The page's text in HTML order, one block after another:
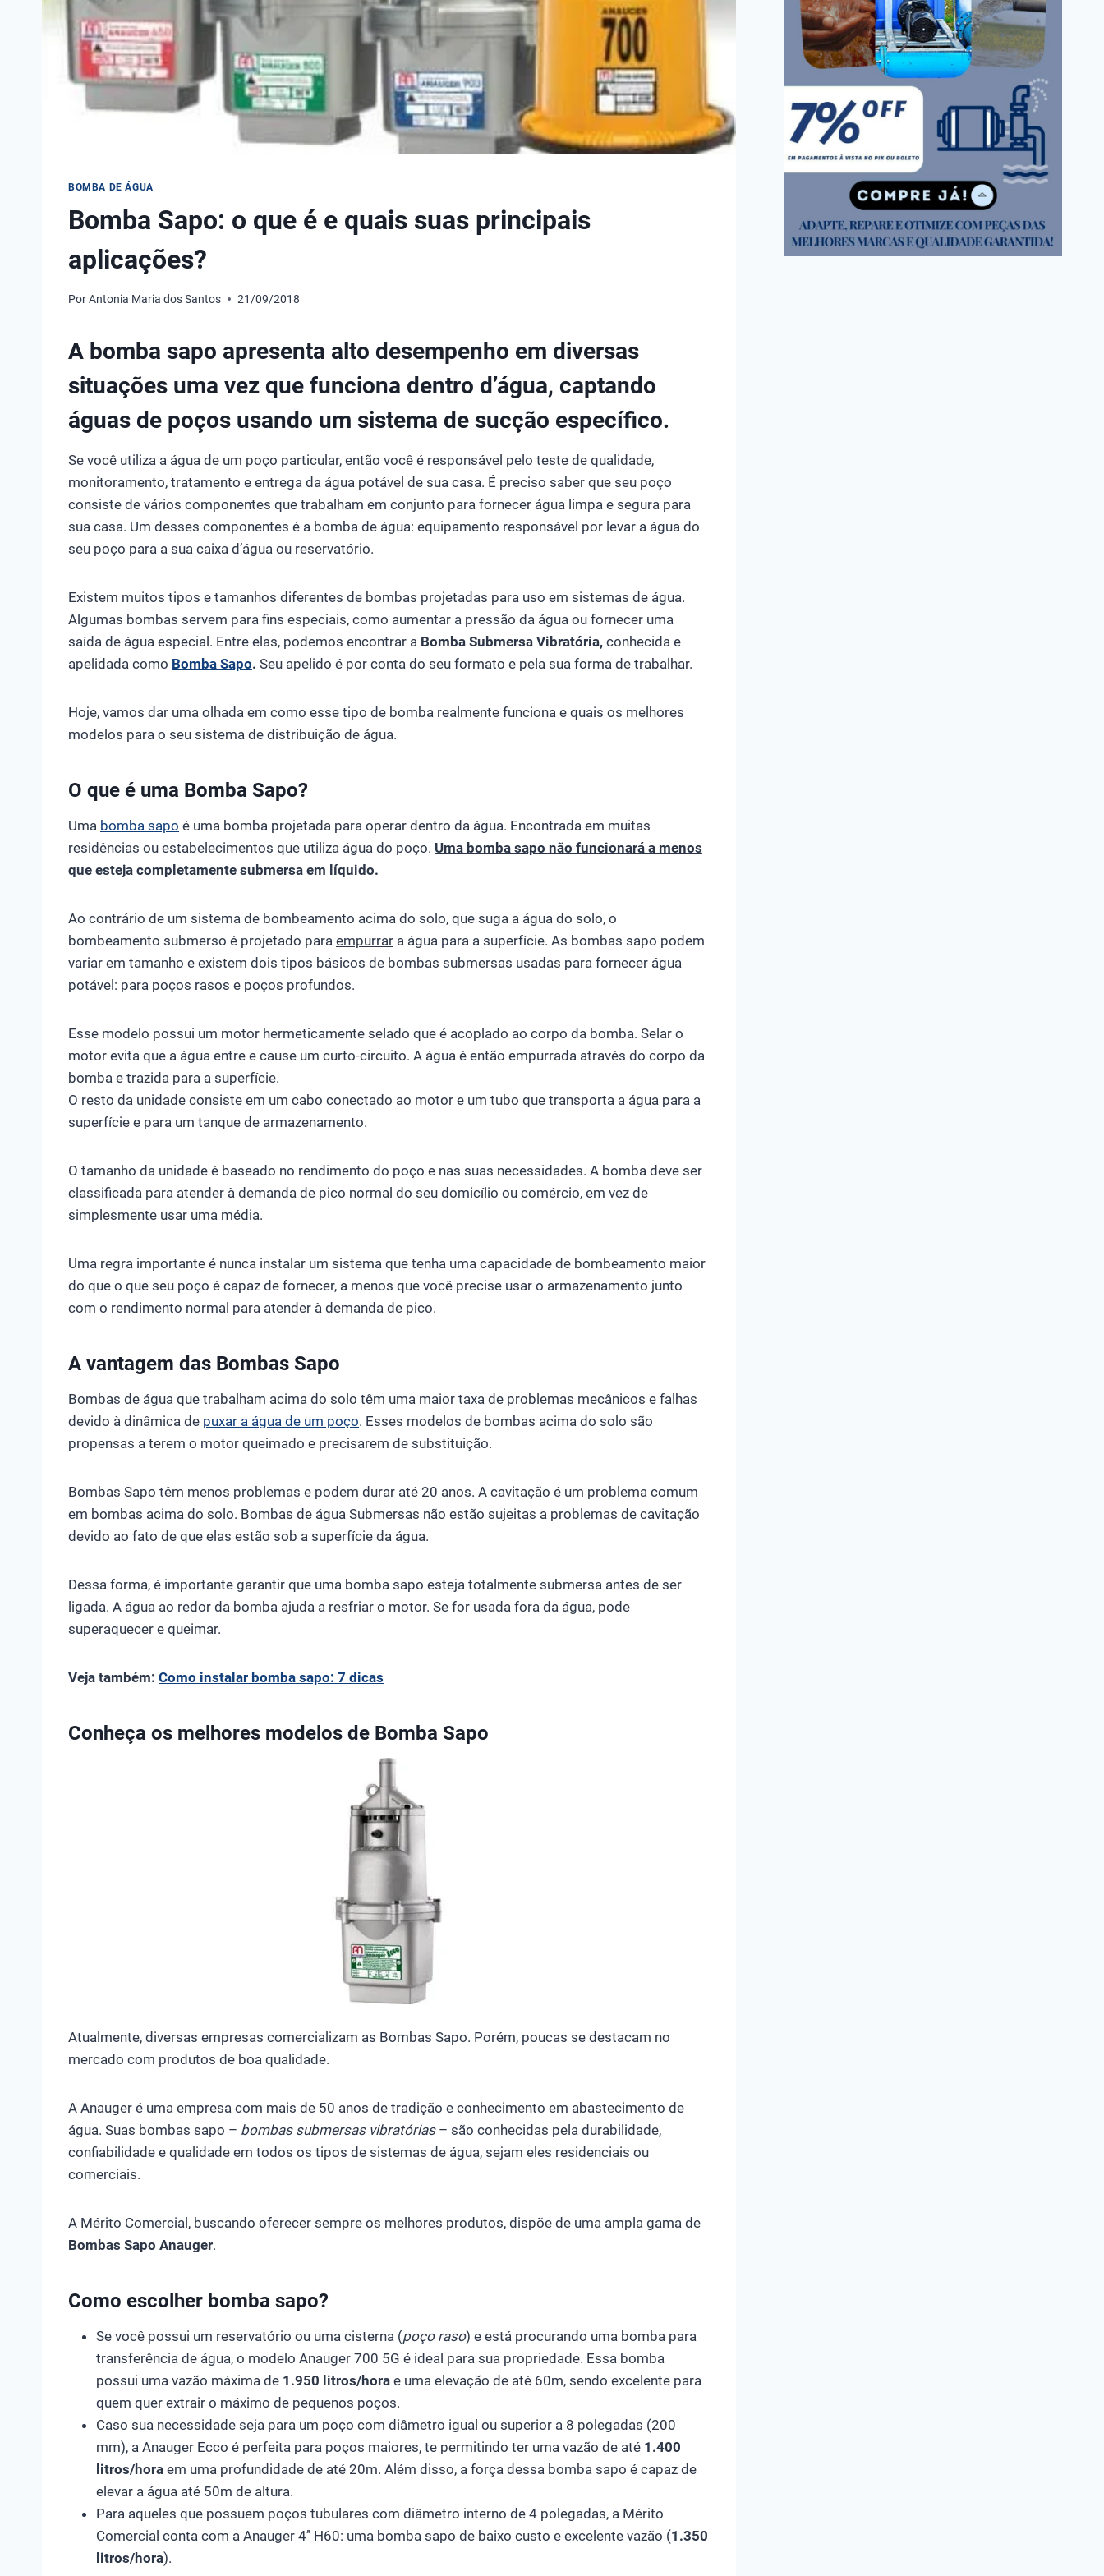
BOMBA DE ÁGUA
Bomba Sapo: o que é e quais suas principais
aplicações?
PorAntonia Maria dos Santos 21/09/2018
A bomba sapo apresenta alto desempenho em diversas
situações uma vez que funciona dentro d’água, captando
águas de poços usando um sistema de sucção específico.
Se você utiliza a água de um poço particular, então você é responsável pelo teste de qualidade,
monitoramento, tratamento e entrega da água potável de sua casa. É preciso saber que seu poço
consiste de vários componentes que trabalham em conjunto para fornecer água limpa e segura para
sua casa. Um desses componentes é a bomba de água: equipamento responsável por levar a água do
seu poço para a sua caixa d’água ou reservatório.
Existem muitos tipos e tamanhos diferentes de bombas projetadas para uso em sistemas de água.
Algumas bombas servem para fins especiais, como aumentar a pressão da água ou fornecer uma
saída de água especial. Entre elas, podemos encontrar a Bomba Submersa Vibratória, conhecida e
apelidada como Bomba Sapo. Seu apelido é por conta do seu formato e pela sua forma de trabalhar.
Hoje, vamos dar uma olhada em como esse tipo de bomba realmente funciona e quais os melhores
modelos para o seu sistema de distribuição de água.
O que é uma Bomba Sapo?
Uma bomba sapo é uma bomba projetada para operar dentro da água. Encontrada em muitas
residências ou estabelecimentos que utiliza água do poço. Uma bomba sapo não funcionará a menos
que esteja completamente submersa em líquido.
Ao contrário de um sistema de bombeamento acima do solo, que suga a água do solo, o
bombeamento submerso é projetado para empurrar a água para a superfície. As bombas sapo podem
variar em tamanho e existem dois tipos básicos de bombas submersas usadas para fornecer água
potável: para poços rasos e poços profundos.
Esse modelo possui um motor hermeticamente selado que é acoplado ao corpo da bomba. Selar o
motor evita que a água entre e cause um curto-circuito. A água é então empurrada através do corpo da
bomba e trazida para a superfície.
O resto da unidade consiste em um cabo conectado ao motor e um tubo que transporta a água para a
superfície e para um tanque de armazenamento.
O tamanho da unidade é baseado no rendimento do poço e nas suas necessidades. A bomba deve ser
classificada para atender à demanda de pico normal do seu domicílio ou comércio, em vez de
simplesmente usar uma média.
Uma regra importante é nunca instalar um sistema que tenha uma capacidade de bombeamento maior
do que o que seu poço é capaz de fornecer, a menos que você precise usar o armazenamento junto
com o rendimento normal para atender à demanda de pico.
A vantagem das Bombas Sapo
Bombas de água que trabalham acima do solo têm uma maior taxa de problemas mecânicos e falhas
devido à dinâmica de puxar a água de um poço. Esses modelos de bombas acima do solo são
propensas a terem o motor queimado e precisarem de substituição.
Bombas Sapo têm menos problemas e podem durar até 20 anos. A cavitação é um problema comum
em bombas acima do solo. Bombas de água Submersas não estão sujeitas a problemas de cavitação
devido ao fato de que elas estão sob a superfície da água.
Dessa forma, é importante garantir que uma bomba sapo esteja totalmente submersa antes de ser
ligada. A água ao redor da bomba ajuda a resfriar o motor. Se for usada fora da água, pode
superaquecer e queimar.
Veja também: Como instalar bomba sapo: 7 dicas
Conheça os melhores modelos de Bomba Sapo
Atualmente, diversas empresas comercializam as Bombas Sapo. Porém, poucas se destacam no
mercado com produtos de boa qualidade.
A Anauger é uma empresa com mais de 50 anos de tradição e conhecimento em abastecimento de
água. Suas bombas sapo – bombas submersas vibratórias– são conhecidas pela durabilidade,
confiabilidade e qualidade em todos os tipos de sistemas de água, sejam eles residenciais ou
comerciais.
A Mérito Comercial, buscando oferecer sempre os melhores produtos, dispõe de uma ampla gama de
Bombas Sapo Anauger.
Como escolher bomba sapo?
Se você possui um reservatório ou uma cisterna (poço raso) e está procurando uma bomba para
transferência de água, o modelo Anauger 700 5G é ideal para sua propriedade. Essa bomba
possui uma vazão máxima de 1.950 litros/hora e uma elevação de até 60m, sendo excelente para
quem quer extrair o máximo de pequenos poços.
Caso sua necessidade seja para um poço com diâmetro igual ou superior a 8 polegadas (200
mm), a Anauger Ecco é perfeita para poços maiores, te permitindo ter uma vazão de até 1.400
litros/hora em uma profundidade de até 20m. Além disso, a força dessa bomba sapo é capaz de
elevar a água até 50m de altura.
Para aqueles que possuem poços tubulares com diâmetro interno de 4 polegadas, a Mérito
Comercial conta com a Anauger 4’’ H60: uma bomba sapo de baixo custo e excelente vazão (1.350
litros/hora).